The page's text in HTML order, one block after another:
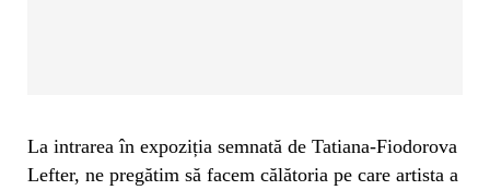
La intrarea în expoziția semnată de Tatiana-Fiodorova
Lefter, ne pregătim să facem călătoria pe care artista a